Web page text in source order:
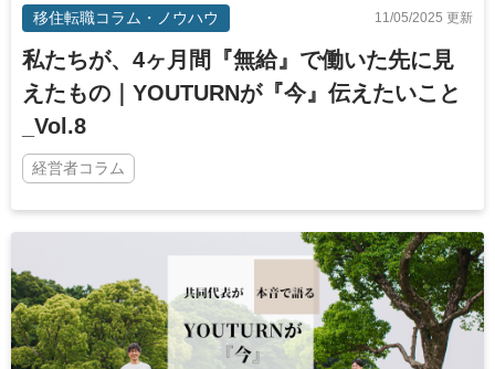
移住転職コラム・ノウハウ 11/05/2025 更新
私たちが、4ヶ月間『無給』で働いた先に見
えたもの｜YOUTURNが『今』伝えたいこと
_Vol.8
経営者コラム